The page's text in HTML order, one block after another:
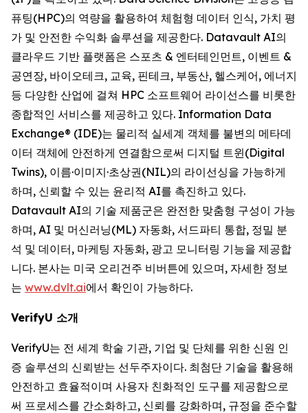
퓨팅(HPC)의 역량을 활용하여 체험형 데이터 인식, 가치 평
가 및 안전한 수익화 솔루션을 제공한다. Datavault AI의
클라우드 기반 플랫폼은 스포츠 & 엔터테인먼트, 이벤트 &
공연장, 바이오테크, 교육, 핀테크, 부동산, 헬스케어, 에너지
등 다양한 산업에 걸쳐 HPC 소프트웨어 라이선스를 비롯한
종합적인 서비스를 제공하고 있다. Information Data
Exchange® (IDE)는 물리적 실세계 객체를 불변의 메타데
이터 객체에 안전하게 연결함으로써 디지털 트윈(Digital
Twins), 이름·이미지·초상권(NIL)의 라이선싱을 가능하게
하며, 신뢰할 수 있는 윤리적 AI를 촉진하고 있다.
Datavault AI의 기술 제품군은 완전한 맞춤형 구성이 가능
하며, AI 및 머신러닝(ML) 자동화, 서드파티 통합, 정밀 분
석 및 데이터, 마케팅 자동화, 광고 모니터링 기능을 제공합
니다. 본사는 미국 오리건주 비버튼에 있으며, 자세한 정보
는 www.dvlt.ai에서 확인이 가능하다.
VerifyU 소개
VerifyU는 전 세계 학술 기관, 기업 및 단체를 위한 신원 인
증 솔루션의 신뢰받는 선두주자이다. 최첨단 기술을 활용해
안전하고 효율적이며 사용자 친화적인 도구를 제공함으로
써 프로세스를 간소화하고, 신뢰를 강화하며, 규정을 준수할